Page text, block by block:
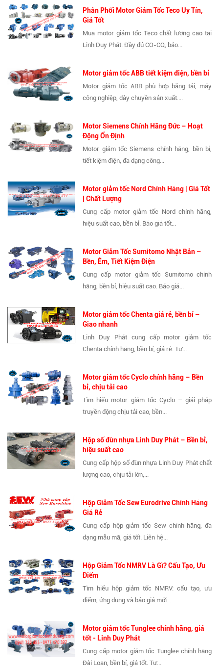
Phân Phối Motor Giảm Tốc Teco Uy Tín,
Giá Tốt
Mua motor giảm tốc Teco chất lượng cao tại
Linh Duy Phát. Đầy đủ CO-CQ, bảo...
Motor giảm tốc ABB tiết kiệm điện, bền bỉ
Motor giảm tốc ABB phù hợp băng tải, máy
công nghiệp, dây chuyền sản xuất....
Motor Siemens Chính Hãng Đức – Hoạt
Động Ổn Định
Motor giảm tốc Siemens chính hãng, bền bỉ,
tiết kiệm điện, đa dạng công...
Motor giảm tốc Nord Chính Hãng | Giá Tốt
| Chất Lượng
Cung cấp motor giảm tốc Nord chính hãng,
hiệu suất cao, bền bỉ. Báo giá tốt...
Motor Giảm Tốc Sumitomo Nhật Bản –
Bền, Êm, Tiết Kiệm Điện
Cung cấp motor giảm tốc Sumitomo chính
hãng, bền bỉ, hiệu suất cao. Báo giá...
Motor giảm tốc Chenta giá rẻ, bền bỉ –
Giao nhanh
Linh Duy Phát cung cấp motor giảm tốc
Chenta chính hãng, bền bỉ, giá rẻ. Tư...
Motor giảm tốc Cyclo chính hãng – Bền
bỉ, chịu tải cao
Tìm hiểu motor giảm tốc Cyclo – giải pháp
truyền động chịu tải cao, bền...
Hộp số đùn nhựa Linh Duy Phát – Bền bỉ,
hiệu suất cao
Cung cấp hộp số đùn nhựa Linh Duy Phát chất
lượng cao, chịu tải lớn,...
Hộp Giảm Tốc Sew Eurodrive Chính Hãng
Giá Rẻ
Cung cấp hộp giảm tốc Sew chính hãng, đa
dạng mẫu mã, giá tốt. Liên hệ...
Hộp Giảm Tốc NMRV Là Gì? Cấu Tạo, Ưu
Điểm
Tìm hiểu hộp giảm tốc NMRV: cấu tạo, ưu
điểm, ứng dụng và báo giá mới...
Motor giảm tốc Tunglee chính hãng, giá
tốt - Linh Duy Phát
Cung cấp motor giảm tốc Tunglee chính hãng
Đài Loan, bền bỉ, giá tốt. Tư...